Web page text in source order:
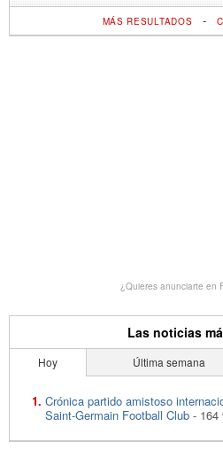
MÁS RESULTADOS -
¿Quieres anunciarte en
Las noticias
Hoy Última semana
Crónica partido amistoso
Saint-Germain Football Club - 164